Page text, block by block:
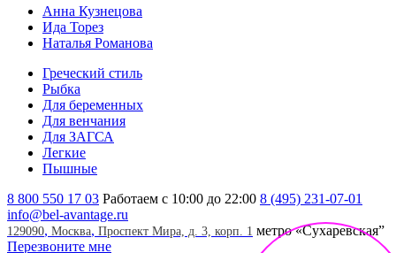
Анна Кузнецова
Ида Торез
Наталья Романова
Греческий стиль
Рыбка
Для беременных
Для венчания
Для ЗАГСА
Легкие
Пышные
8 800 550 17 03 Работаем с 10:00 до 22:00 8 (495) 231-07-01
info@bel-avantage.ru
129090, Москва, Проспект Мира, д. 3, корп. 1 метро «Сухаревская”
Перезвоните мне